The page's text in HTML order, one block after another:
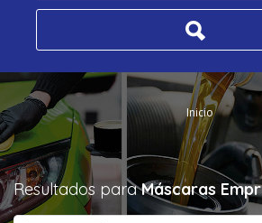
Inicio
Resultados paraMáscaras